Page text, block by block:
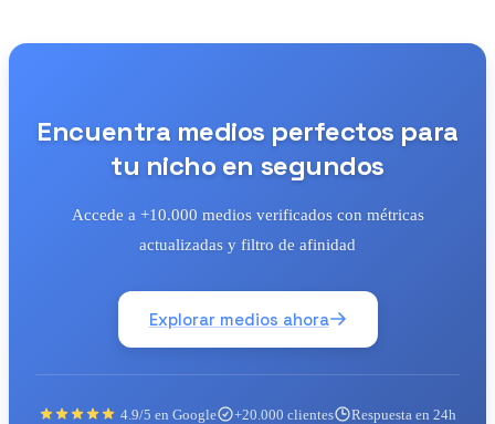
Encuentra medios perfectos para
tu nicho en segundos
Accede a +10.000 medios verificados con métricas
actualizadas y filtro de afinidad
Explorar medios ahora
4.9/5 en Google +20.000 clientes Respuesta en 24h